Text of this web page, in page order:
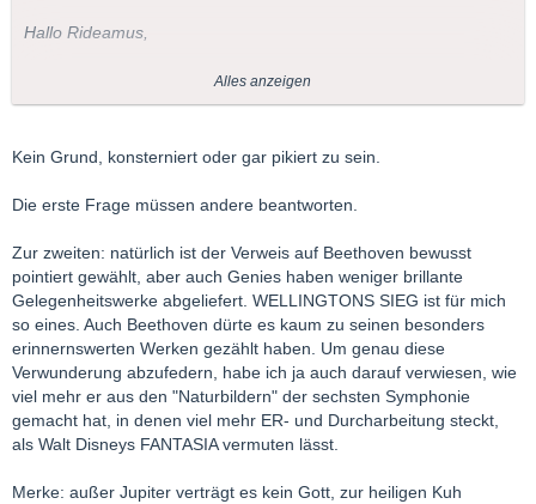
Hallo Rideamus,
etwas konsterniert frage ich dich:
War obige Aussage nun inspiriert oder transpiriert?
Oder nötigt dir Beethoven so wenig Respekt ab?
Alles anzeigen
Kein Grund, konsterniert oder gar pikiert zu sein.
Die erste Frage müssen andere beantworten.
Zur zweiten: natürlich ist der Verweis auf Beethoven bewusst
pointiert gewählt, aber auch Genies haben weniger brillante
Gelegenheitswerke abgeliefert. WELLINGTONS SIEG ist für mich
so eines. Auch Beethoven dürte es kaum zu seinen besonders
erinnernswerten Werken gezählt haben. Um genau diese
Verwunderung abzufedern, habe ich ja auch darauf verwiesen, wie
viel mehr er aus den "Naturbildern" der sechsten Symphonie
gemacht hat, in denen viel mehr ER- und Durcharbeitung steckt,
als Walt Disneys FANTASIA vermuten lässt.
Merke: außer Jupiter verträgt es kein Gott, zur heiligen Kuh